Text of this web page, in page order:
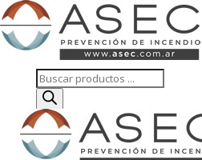
Búsqueda
de
productos